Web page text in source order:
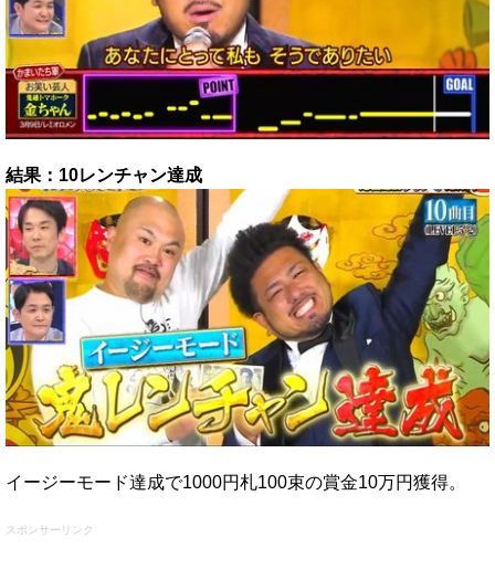
結果：10レンチャン達成
イージーモード達成で1000円札100束の賞金10万円獲得。
スポンサーリンク